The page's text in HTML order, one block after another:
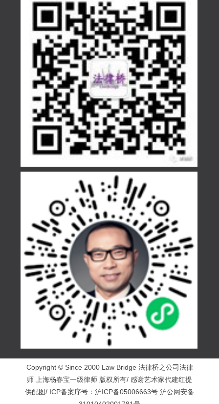
Copyright © Since 2000 Law Bridge 法律桥之公司法律
师 上海杨春宝一级律师 版权所有/ 感谢艺术家代建红提
供配图/ ICP备案序号： 沪ICP备05006663号 沪公网安备